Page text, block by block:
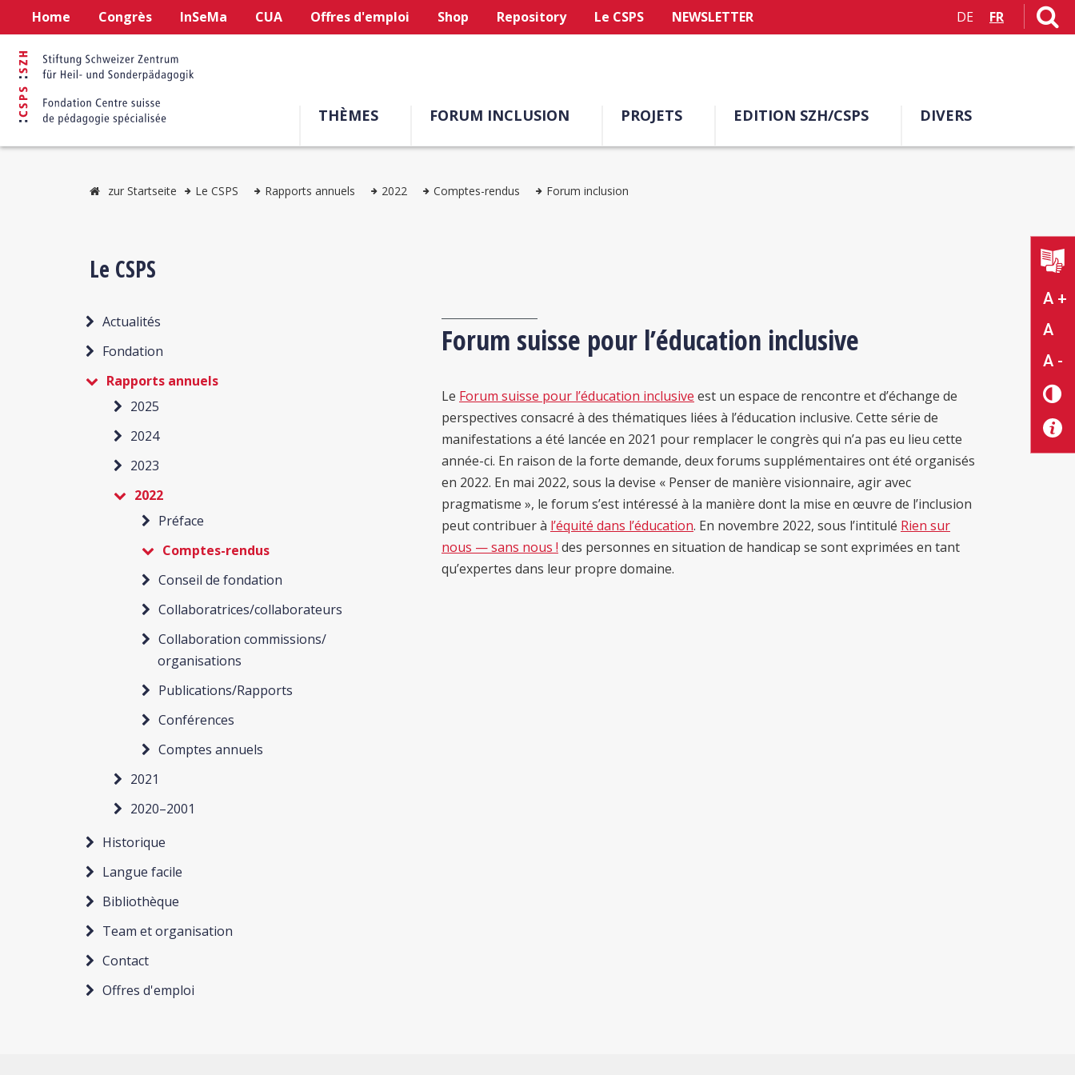
Home Congrès InSeMa CUA Offres d'emploi Shop Repository Le CSPS NEWSLETTER DE FR
THÈMES FORUM INCLUSION PROJETS EDITION SZH/CSPS DIVERS
A +
A
A -
zur Startseite Le CSPS Rapports annuels 2022 Comptes-rendus Forum inclusion
Le CSPS
Actualités
Fondation
Rapports annuels
2025
2024
2023
2022
Préface
Comptes-rendus
Conseil de fondation
Collaboratrices/collaborateurs
Collaboration commissions/
organisations
Publications/Rapports
Conférences
Comptes annuels
2021
2020–2001
Historique
Langue facile
Bibliothèque
Team et organisation
Contact
Offres d'emploi
Forum suisse pour l’éducation inclusive
Le Forum suisse pour l’éducation inclusive est un espace de rencontre et d’échange de
perspectives consacré à des thématiques liées à l’éducation inclusive. Cette série de
manifestations a été lancée en 2021 pour remplacer le congrès qui n’a pas eu lieu cette
année-ci. En raison de la forte demande, deux forums supplémentaires ont été organisés
en 2022. En mai 2022, sous la devise « Penser de manière visionnaire, agir avec
pragmatisme », le forum s’est intéressé à la manière dont la mise en œuvre de l’inclusion
peut contribuer à l’équité dans l’éducation. En novembre 2022, sous l’intitulé Rien sur
nous — sans nous ! des personnes en situation de handicap se sont exprimées en tant
qu’expertes dans leur propre domaine.